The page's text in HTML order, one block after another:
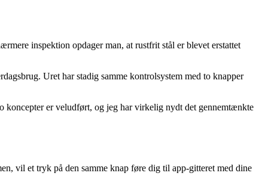
inspektion opdager man, at rustfrit stål er blevet erstattet
Uret har stadig samme kontrolsystem med to knapper
koncepter er veludført, og jeg har virkelig nydt det gennemtænkte
vil et tryk på den samme knap føre dig til app-gitteret med dine